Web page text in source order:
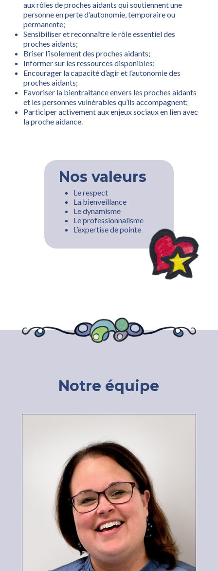
aux rôles de proches aidants qui soutiennent une
personne en perte d’autonomie, temporaire ou
permanente;
Sensibiliser et reconnaître le rôle essentiel des
proches aidants;
Briser l’isolement des proches aidants;
Informer sur les ressources disponibles;
Encourager la capacité d’agir et l’autonomie des
proches aidants;
Favoriser la bientraitance envers les proches aidants
et les personnes vulnérables qu’ils accompagnent;
Participer activement aux enjeux sociaux en lien avec
la proche aidance.
Nos valeurs
Le respect
La bienveillance
Le dynamisme
Le professionnalisme
L’expertise de pointe
Notre équipe